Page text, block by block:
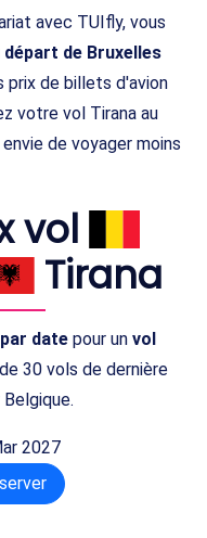
avec TUIfly, vous
de Bruxelles
prix de billets d'avion
votre vol Tirana au
de voyager moins
vol
Tirana
date pour un vol
30 vols de dernière
2027